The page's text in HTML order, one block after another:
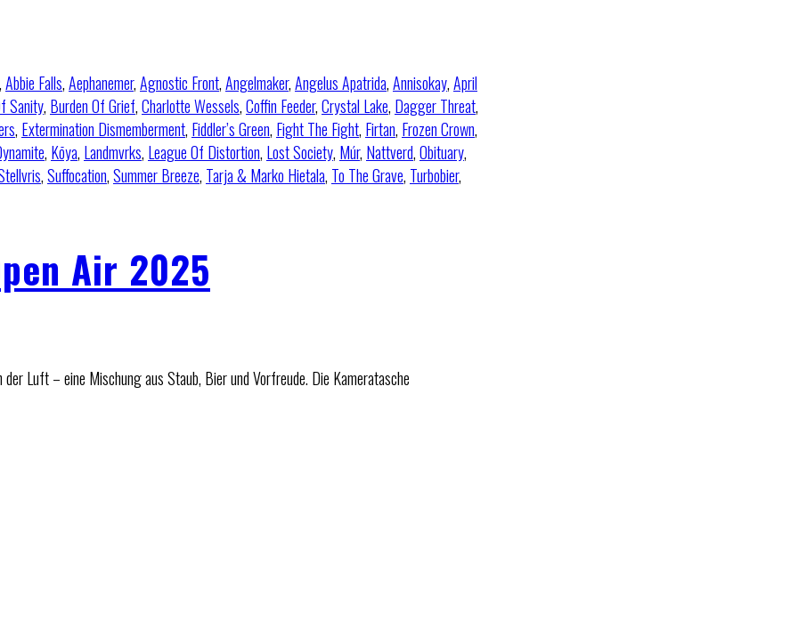
,Abbie Falls,Aephanemer,Agnostic Front,Angelmaker,Angelus Apatrida,Annisokay,April
Sanity, Burden Of Grief,Charlotte Wessels,Coffin Feeder,Crystal Lake, Dagger Threat,
, Extermination Dismemberment, Fiddler’s Green, Fight The Fight, Firtan, Frozen Crown,
, Kōya, Landmvrks, League Of Distortion, Lost Society, Múr, Nattverd,Obituary,
,Suffocation,Summer Breeze, Tarja & Marko Hietala, To The Grave, Turbobier,
Air 2025
Luft – eine Mischung aus Staub, Bier und Vorfreude. Die Kameratasche